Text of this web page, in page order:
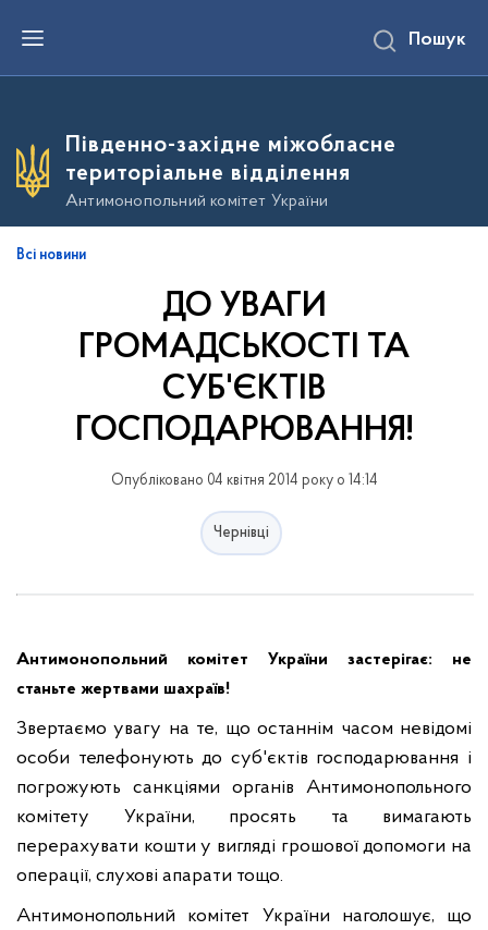
е
о
о
в
Пошук
Південно-західне міжобласне
територіальне відділення
Антимонопольний комітет України
Всі новини
ДО УВАГИ
ГРОМАДСЬКОСТІ ТА
СУБ'ЄКТІВ
ГОСПОДАРЮВАННЯ!
Опубліковано 04 квітня 2014 року о 14:14
Чернівці
Антимонопольний комітет України застерігає: не
станьте жертвами шахраїв!
Звертаємо увагу на те, що останнім часом невідомі
особи телефонують до суб'єктів господарювання і
погрожують санкціями органів Антимонопольного
комітету України, просять та вимагають
перерахувати кошти у вигляді грошової допомоги на
операції, слухові апарати тощо.
Антимонопольний комітет України наголошує, що